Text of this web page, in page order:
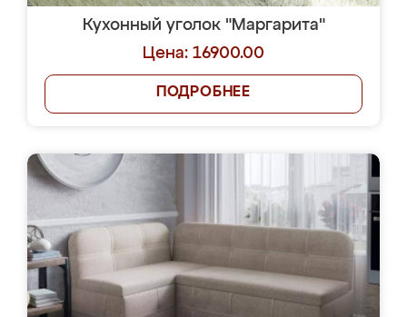
Кухонный уголок "Маргарита"
Цена: 16900.00
ПОДРОБНЕЕ